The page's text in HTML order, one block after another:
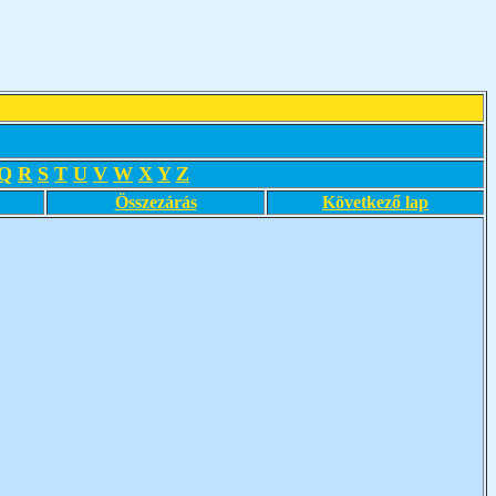
R S T U V W X Y Z
Összezárás Következő lap